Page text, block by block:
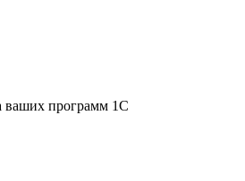
ваших программ 1С